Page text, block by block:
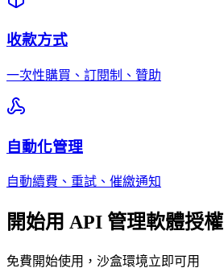
收款方式
一次性購買、訂閱制、贊助
自動化管理
自動續費、重試、催繳通知
開始用 API 管理軟體授權
免費開始使用，沙盒環境立即可用